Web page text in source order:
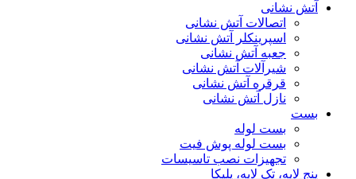
آتش نشانی
اتصالات آتش نشانی
اسپرینکلر آتش نشانی
جعبه آتش نشانی
شیرآلات آتش نشانی
قرقره آتش نشانی
نازل آتش نشانی
بست
بست لوله
بست لوله پوش فیت
تجهیزات نصب تاسیسات
پنج لایه، تک لایه، پلیکا